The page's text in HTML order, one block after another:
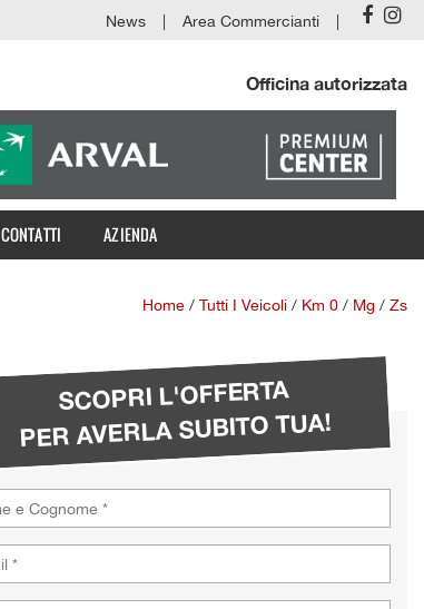
News Area Commercianti
Officina autorizzata
CONTATTI AZIENDA
Home / Tutti I Veicoli / Km 0 / Mg / Zs
SCOPRI L'OFFERTA
PER AVERLA SUBITO TUA!